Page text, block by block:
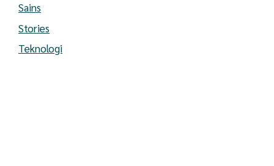
Sains
Stories
Teknologi